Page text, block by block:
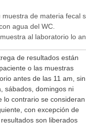
muestra de materia fecal
agua del WC.
al laboratorio lo
de resultados están
o las muestras
antes de las 11 am, sin
sábados, domingos ni
lo contrario se consideran
con excepción de
son liberados